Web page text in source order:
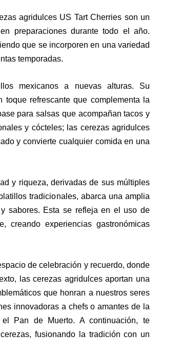
agridulces US Tart Cherries son un
preparaciones durante todo el año.
que se incorporen en una variedad
temporadas.
mexicanos a nuevas alturas. Su
refrescante que complementa la
para salsas que acompañan tacos y
y cócteles; las cerezas agridulces
y convierte cualquier comida en una
y riqueza, derivadas de sus múltiples
tradicionales, abarca una amplia
sabores. Esta se refleja en el uso de
creando experiencias gastronómicas
de celebración y recuerdo, donde
las cerezas agridulces aportan una
que honran a nuestros seres
innovadoras a chefs o amantes de la
el Pan de Muerto. A continuación, te
fusionando la tradición con un